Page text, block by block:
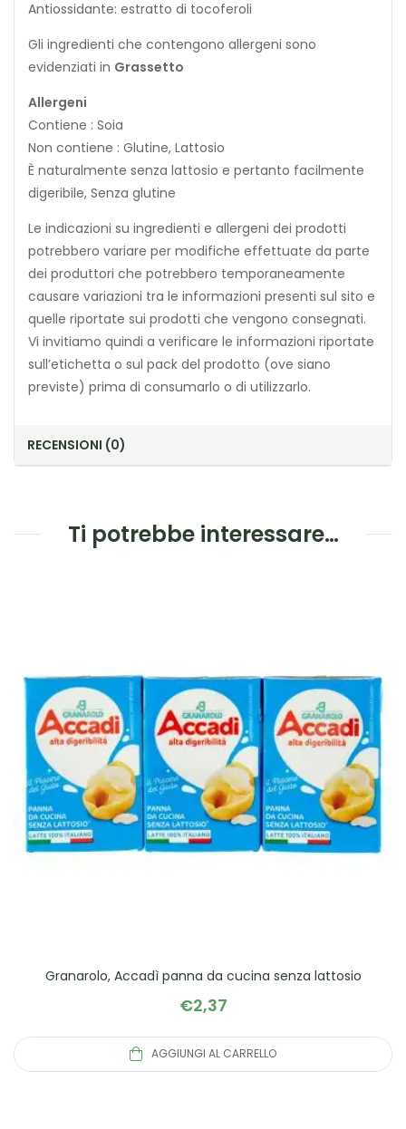
Antiossidante: estratto di tocoferoli
Gli ingredienti che contengono allergeni sono
evidenziati in Grassetto
Allergeni
Contiene : Soia
Non contiene : Glutine, Lattosio
È naturalmente senza lattosio e pertanto facilmente
digeribile, Senza glutine
Le indicazioni su ingredienti e allergeni dei prodotti
potrebbero variare per modifiche effettuate da parte
dei produttori che potrebbero temporaneamente
causare variazioni tra le informazioni presenti sul sito e
quelle riportate sui prodotti che vengono consegnati.
Vi invitiamo quindi a verificare le informazioni riportate
sull’etichetta o sul pack del prodotto (ove siano
previste) prima di consumarlo o di utilizzarlo.
RECENSIONI (0)
Ti potrebbe interessare…
Granarolo, Accadì panna da cucina senza lattosio
€2,37
AGGIUNGI AL CARRELLO